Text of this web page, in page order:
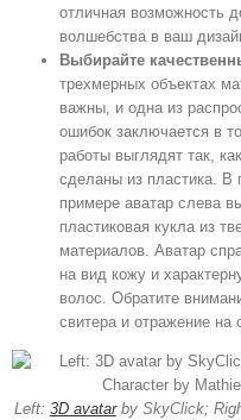
отличная возможность
волшебства в ваш
Выбирайте
трехмерных объектах
важны, и одна из
ошибок заключается в
работы выглядят так,
сделаны из пластика. В
примере аватар слева
пластиковая кукла из
материалов. Аватар
на вид кожу и
волос. Обратите
свитера и отражение на
Left: 3D avatarby SkyClick;